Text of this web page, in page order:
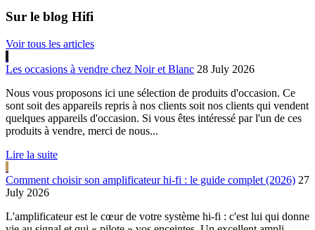
Sur le blog Hifi
Voir tous les articles
Les occasions à vendre chez Noir et Blanc 28 July 2026
Nous vous proposons ici une sélection de produits d'occasion. Ce
sont soit des appareils repris à nos clients soit nos clients qui vendent
quelques appareils d'occasion. Si vous êtes intéressé par l'un de ces
produits à vendre, merci de nous...
Lire la suite
Comment choisir son amplificateur hi-fi : le guide complet (2026) 27
July 2026
L'amplificateur est le cœur de votre système hi-fi : c'est lui qui donne